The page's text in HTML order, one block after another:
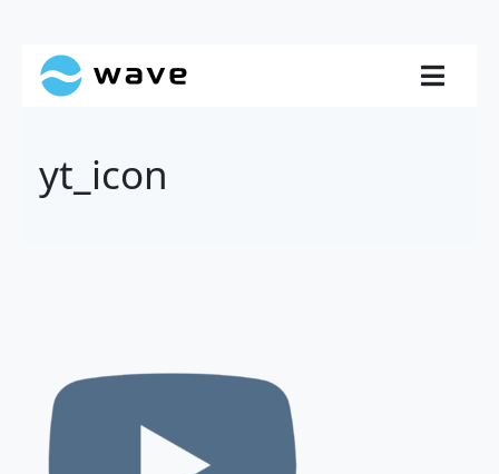
yt_icon